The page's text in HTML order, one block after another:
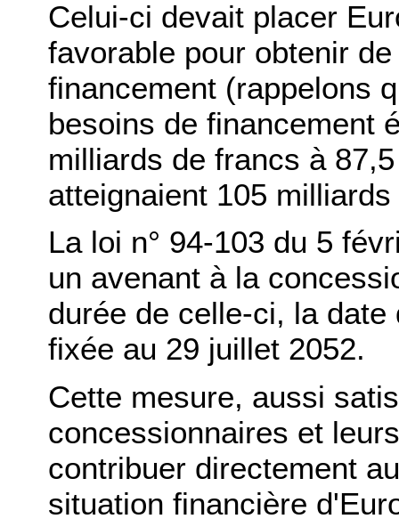
Celui-ci devait placer
favorable pour obtenir
financement (rappelons
besoins de financement
milliards de francs à
atteignaient 105
La loi n° 94-103 du 5
un avenant à la
durée de celle-ci, la
fixée au 29 juillet 2052.
Cette mesure, aussi
concessionnaires et
contribuer directement
situation financière